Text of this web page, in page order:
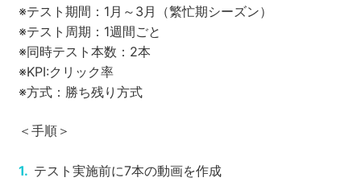
※テスト期間：1月～3月（繁忙期シーズン）
※テスト周期：1週間ごと
※同時テスト本数：2本
※KPI:クリック率
※方式：勝ち残り方式
＜手順＞
テスト実施前に7本の動画を作成